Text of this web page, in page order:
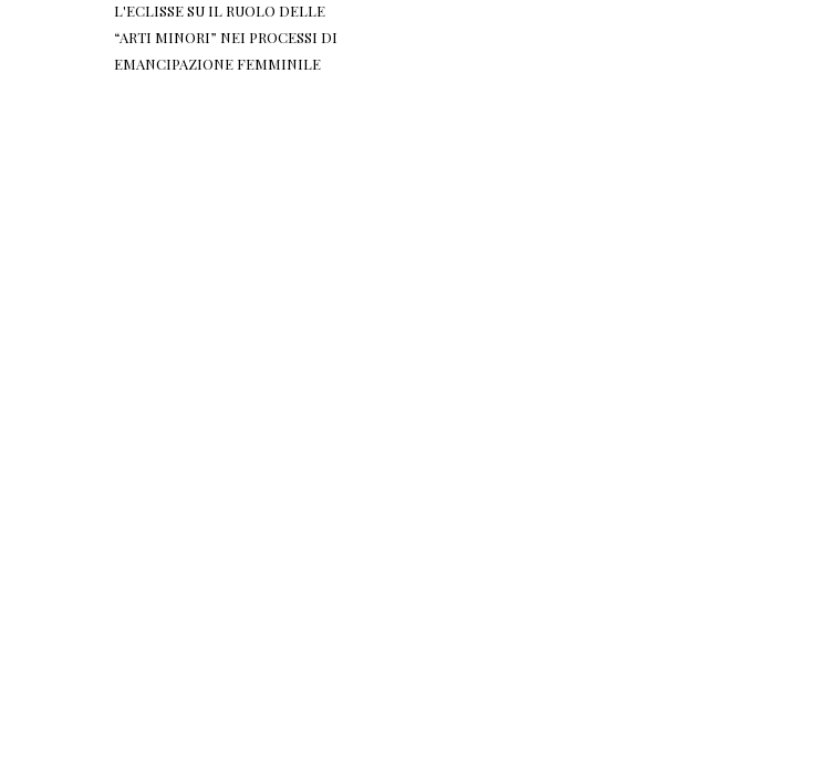
L'ECLISSESU IL RUOLO DELLE
“ARTI MINORI” NEI PROCESSI DI
EMANCIPAZIONE FEMMINILE